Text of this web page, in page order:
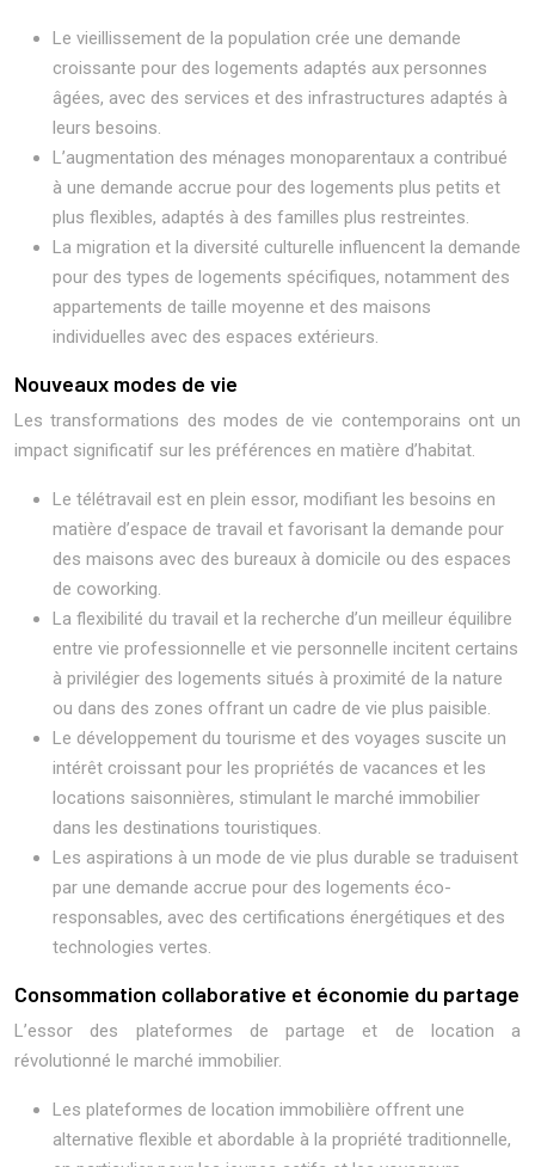
Le vieillissement de la population crée une demande
croissante pour des logements adaptés aux personnes
âgées, avec des services et des infrastructures adaptés à
leurs besoins.
L’augmentation des ménages monoparentaux a contribué
à une demande accrue pour des logements plus petits et
plus flexibles, adaptés à des familles plus restreintes.
La migration et la diversité culturelle influencent la demande
pour des types de logements spécifiques, notamment des
appartements de taille moyenne et des maisons
individuelles avec des espaces extérieurs.
Nouveaux modes de vie
Les transformations des modes de vie contemporains ont un
impact significatif sur les préférences en matière d’habitat.
Le télétravail est en plein essor, modifiant les besoins en
matière d’espace de travail et favorisant la demande pour
des maisons avec des bureaux à domicile ou des espaces
de coworking.
La flexibilité du travail et la recherche d’un meilleur équilibre
entre vie professionnelle et vie personnelle incitent certains
à privilégier des logements situés à proximité de la nature
ou dans des zones offrant un cadre de vie plus paisible.
Le développement du tourisme et des voyages suscite un
intérêt croissant pour les propriétés de vacances et les
locations saisonnières, stimulant le marché immobilier
dans les destinations touristiques.
Les aspirations à un mode de vie plus durable se traduisent
par une demande accrue pour des logements éco-
responsables, avec des certifications énergétiques et des
technologies vertes.
Consommation collaborative et économie du partage
L’essor des plateformes de partage et de location a
révolutionné le marché immobilier.
Les plateformes de location immobilière offrent une
alternative flexible et abordable à la propriété traditionnelle,